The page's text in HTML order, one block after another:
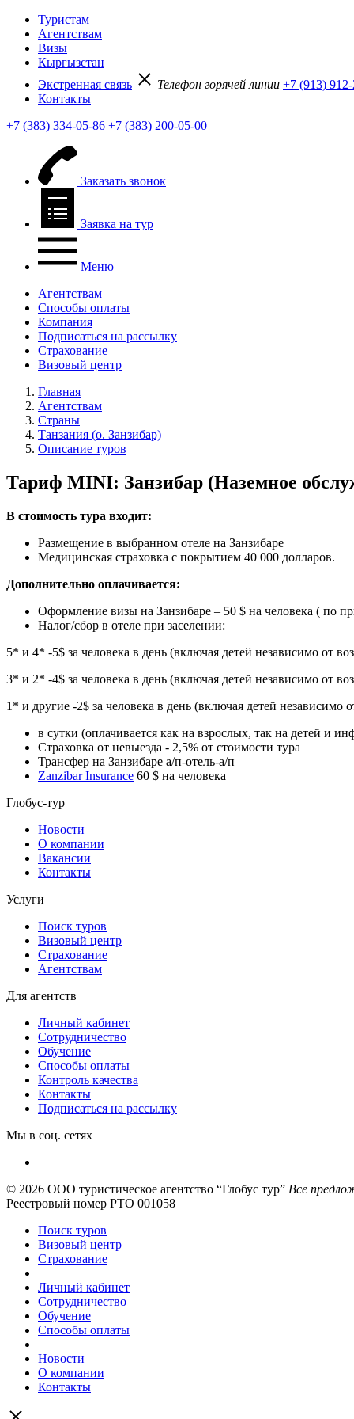
Туристам
Агентствам
Визы
Кыргызстан
Экстренная связь
Телефон горячей линии +7 (913)
Контакты
+7 (383) 334-05-86 +7 (383) 200-05-00
Заказать звонок
Заявка на тур
Меню
Агентствам
Способы оплаты
Компания
Подписаться на рассылку
Страхование
Визовый центр
Главная
Агентствам
Страны
Танзания (о. Занзибар)
Описание туров
Тариф MINI: Занзибар (Наземное
В стоимость тура входит:
Размещение в выбранном отеле на Занзибаре
Медицинская страховка с покрытием 40 000 долларов.
Дополнительно оплачивается:
Оформление визы на Занзибаре – 50 $ на человека ( по
Налог/сбор в отеле при заселении:
5* и 4* -5$ за человека в день (включая детей независимо от
3* и 2* -4$ за человека в день (включая детей независимо от
1* и другие -2$ за человека в день (включая детей независимо
в сутки (оплачивается как на взрослых, так на детей и
Страховка от невыезда - 2,5% от стоимости тура
Трансфер на Занзибаре а/п-отель-а/п
Zanzibar Insurance 60 $ на человека
Глобус-тур
Новости
О компании
Вакансии
Контакты
Услуги
Поиск туров
Визовый центр
Страхование
Агентствам
Для агентств
Личный кабинет
Сотрудничество
Обучение
Способы оплаты
Контроль качества
Контакты
Подписаться на рассылку
Мы в соц. сетях
© 2026 ООО туристическое агентство “Глобус тур” Все
Реестровый номер РТО 001058
Поиск туров
Визовый центр
Страхование
Личный кабинет
Сотрудничество
Обучение
Способы оплаты
Новости
О компании
Контакты